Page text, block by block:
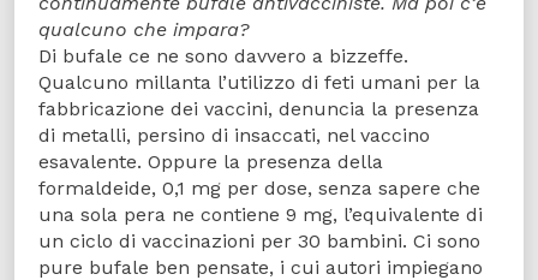
qualcuno che impara?
Di bufale ce ne sono davvero a bizzeffe.
Qualcuno millanta l’utilizzo di feti umani per la
fabbricazione dei vaccini, denuncia la presenza
di metalli, persino di insaccati, nel vaccino
esavalente. Oppure la presenza della
formaldeide, 0,1 mg per dose, senza sapere che
una sola pera ne contiene 9 mg, l’equivalente di
un ciclo di vaccinazioni per 30 bambini. Ci sono
pure bufale ben pensate, i cui autori impiegano